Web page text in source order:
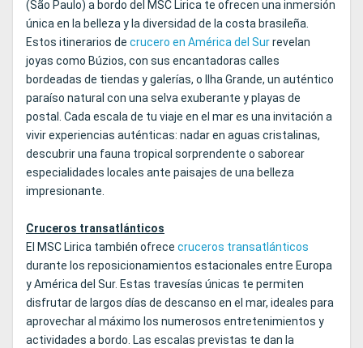
(São Paulo) a bordo del MSC Lirica te ofrecen una inmersión
única en la belleza y la diversidad de la costa brasileña.
Estos itinerarios de crucero en América del Surrevelan
joyas como Búzios, con sus encantadoras calles
bordeadas de tiendas y galerías, o Ilha Grande, un auténtico
paraíso natural con una selva exuberante y playas de
postal. Cada escala de tu viaje en el mar es una invitación a
vivir experiencias auténticas: nadar en aguas cristalinas,
descubrir una fauna tropical sorprendente o saborear
especialidades locales ante paisajes de una belleza
impresionante.
Cruceros transatlánticos
El MSC Lirica también ofrece cruceros transatlánticos
durante los reposicionamientos estacionales entre Europa
y América del Sur. Estas travesías únicas te permiten
disfrutar de largos días de descanso en el mar, ideales para
aprovechar al máximo los numerosos entretenimientos y
actividades a bordo. Las escalas previstas te dan la